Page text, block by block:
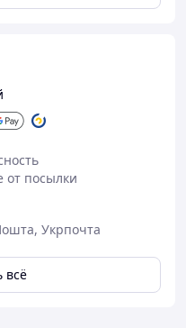
от посылки
Укрпочта
всё